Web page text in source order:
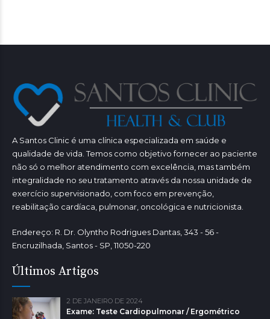
A Santos Clinic é uma clínica especializada em saúde e
qualidade de vida. Temos como objetivo fornecer ao paciente
não só o melhor atendimento com excelência, mas também
integralidade no seu tratamento através da nossa unidade de
exercício supervisionado, com foco em prevenção,
reabilitação cardíaca, pulmonar, oncológica e nutricionista.
Endereço: R. Dr. Olyntho Rodrigues Dantas, 343 - 56 -
Encruzilhada, Santos - SP, 11050-220
Últimos Artigos
2 DE JANEIRO DE 2024
Exame: Teste Cardiopulmonar / Ergométrico